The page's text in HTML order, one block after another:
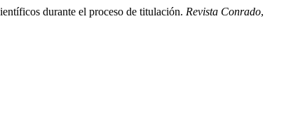
durante el proceso de titulación. Revista Conrado,